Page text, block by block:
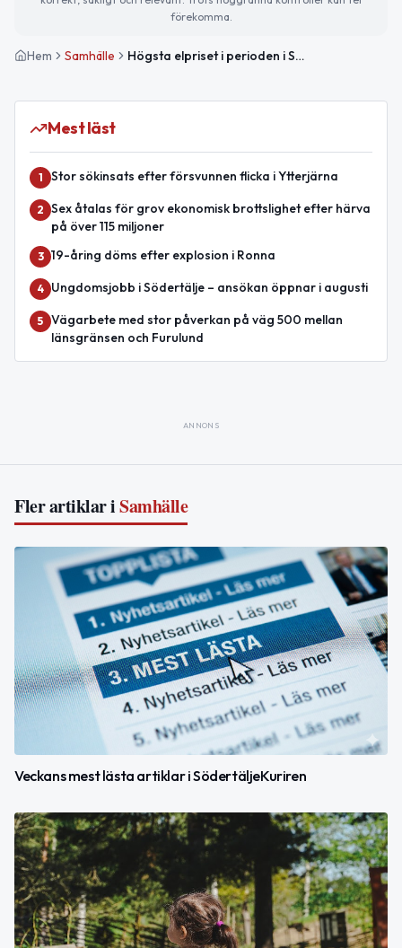
förekomma.
Hem Samhälle Högsta elpriset i perioden i Södertälje — prisvarning imorgon
Mest läst
1 Stor sökinsats efter försvunnen flicka i Ytterjärna
2 Sex åtalas för grov ekonomisk brottslighet efter härva
på över 115 miljoner
3 19-åring döms efter explosion i Ronna
4 Ungdomsjobb i Södertälje – ansökan öppnar i augusti
5 Vägarbete med stor påverkan på väg 500 mellan
länsgränsen och Furulund
ANNONS
Fler artiklar iSamhälle
Veckans mest lästa artiklar i SödertäljeKuriren